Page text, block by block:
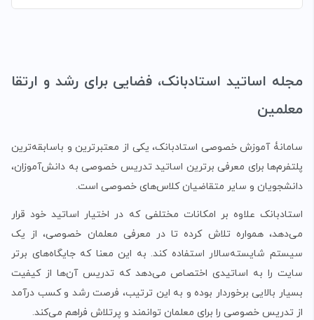
مجله اساتید استادبانک، فضایی برای رشد و ارتقا
معلمین
سامانۀ آموزش خصوصی استادبانک، یکی از معتبرترین و باسابقه‌ترین
پلتفرم‌ها برای معرفی برترین اساتید تدریس خصوصی به دانش‌آموزان،
دانشجویان و سایر متقاضیان کلاس‌های خصوصی است.
استادبانک علاوه بر امکانات مختلفی که در اختیار اساتید خود قرار
می‌دهد، همواره تلاش کرده تا در معرفی معلمان خصوصی، از یک
سیستم شایسته‌سالار استفاده کند. به این معنا که جایگاه‌های برتر
سایت را به اساتیدی اختصاص می‌دهد که تدریس آن‌ها از کیفیت
بسیار بالایی برخوردار بوده و به این ترتیب، فرصت رشد و کسب درآمد
از تدریس خصوصی را برای معلمان توانمند و پرتلاش فراهم می‌کند.